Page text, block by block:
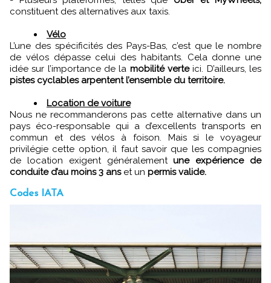
constituent des alternatives aux taxis.
Vélo
L’une des spécificités des Pays-Bas, c’est que le nombre
de vélos dépasse celui des habitants. Cela donne une
idée sur l’importance de la mobilité verteici. D’ailleurs, les
pistes cyclables arpentent l’ensemble du territoire.
Location de voiture
Nous ne recommanderons pas cette alternative dans un
pays éco-responsable qui a d’excellents transports en
commun et des vélos à foison. Mais si le voyageur
privilégie cette option, il faut savoir que les compagnies
de location exigent généralementune expérience de
conduite d’au moins 3 anset un permis valide.
Codes IATA